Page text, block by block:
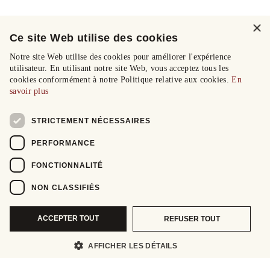
×
Ce site Web utilise des cookies
Notre site Web utilise des cookies pour améliorer l'expérience
utilisateur. En utilisant notre site Web, vous acceptez tous les
cookies conformément à notre Politique relative aux cookies.En
savoir plus
STRICTEMENT NÉCESSAIRES
PERFORMANCE
FONCTIONNALITÉ
NON CLASSIFIÉS
ACCEPTER TOUT REFUSER TOUT
AFFICHER LES DÉTAILS